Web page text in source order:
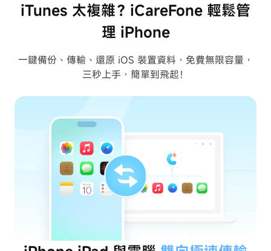
iTunes 太複雜？iCareFone 輕鬆管
理 iPhone
一鍵備份、傳輸、還原 iOS 裝置資料，免費無限容量，
三秒上手，簡單到飛起！